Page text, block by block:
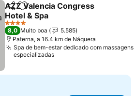
PartilharAdicionar aos favoritos
AZZ Valencia Congress
Hotel & Spa
4 Estrelas
8,0 Muito boa
5.585
Paterna, a 16.4 km de Náquera
Spa de bem-estar dedicado com massagens
especializadas